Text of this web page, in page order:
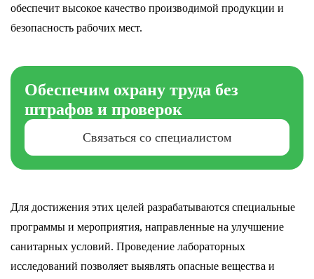
обеспечит высокое качество производимой продукции и
безопасность рабочих мест.
Обеспечим охрану труда без
штрафов и проверок
Связаться со специалистом
Для достижения этих целей разрабатываются специальные
программы и мероприятия, направленные на улучшение
санитарных условий. Проведение лабораторных
исследований позволяет выявлять опасные вещества и